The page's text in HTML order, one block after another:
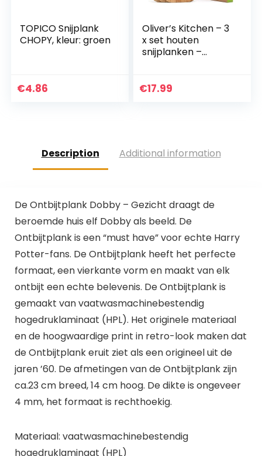
TOPICO Snijplank
CHOPY, kleur: groen
€4.86
Oliver’s Kitchen – 3
x set houten
snijplanken –
gelegenheid –
€17.99
Description Additional information
De Ontbijtplank Dobby – Gezicht draagt de
beroemde huis elf Dobby als beeld. De
Ontbijtplank is een “must have” voor echte Harry
Potter-fans. De Ontbijtplank heeft het perfecte
formaat, een vierkante vorm en maakt van elk
ontbijt een echte belevenis. De Ontbijtplank is
gemaakt van vaatwasmachinebestendig
hogedruklaminaat (HPL). Het originele materiaal
en de hoogwaardige print in retro-look maken dat
de Ontbijtplank eruit ziet als een origineel uit de
jaren ’60. De afmetingen van de Ontbijtplank zijn
ca.23 cm breed, 14 cm hoog. De dikte is ongeveer
4 mm, het formaat is rechthoekig.
Materiaal: vaatwasmachinebestendig
hogedruklaminaat (HPL)